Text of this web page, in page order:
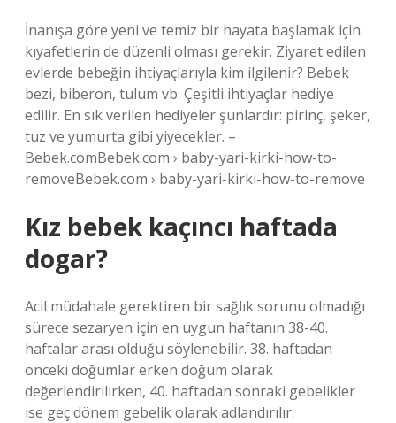
İnanışa göre yeni ve temiz bir hayata başlamak için
kıyafetlerin de düzenli olması gerekir. Ziyaret edilen
evlerde bebeğin ihtiyaçlarıyla kim ilgilenir? Bebek
bezi, biberon, tulum vb. Çeşitli ihtiyaçlar hediye
edilir. En sık verilen hediyeler şunlardır: pirinç, şeker,
tuz ve yumurta gibi yiyecekler. –
Bebek.comBebek.com › baby-yari-kirki-how-to-
removeBebek.com › baby-yari-kirki-how-to-remove
Kız bebek kaçıncı haftada
dogar?
Acil müdahale gerektiren bir sağlık sorunu olmadığı
sürece sezaryen için en uygun haftanın 38-40.
haftalar arası olduğu söylenebilir. 38. haftadan
önceki doğumlar erken doğum olarak
değerlendirilirken, 40. haftadan sonraki gebelikler
ise geç dönem gebelik olarak adlandırılır.